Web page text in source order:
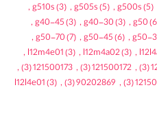
g500s(5)
,
g505s(5)
,
g510s(3)
,
g50
,
g40-30(3)
,
g40-45(3)
,
g50-
,
g50-45(6)
,
g50-70(7)
,
,
l12m4a02(3)
,
l12m4e01(3)
,
(3)
,
121500172
(3)
,
121500173
(3)
,
(3)
,
90202869
(3)
,
l12l4e01(3)